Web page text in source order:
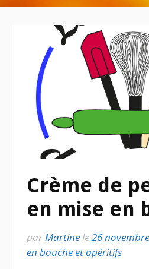
Crème de
en mise en
parMartinele26
en bouche et apéritifs